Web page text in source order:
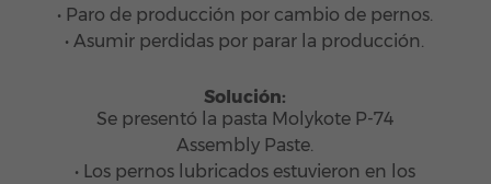
• Paro de producción por cambio de pernos.
• Asumir perdidas por parar la producción.
Solución:
Se presentó la pasta Molykote P-74
Assembly Paste.
• Los pernos lubricados estuvieron en los